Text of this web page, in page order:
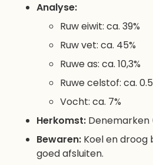
Analyse:
Ruw eiwit: ca. 39%
Ruw vet: ca. 45%
Ruwe as: ca. 10,3%
Ruwe celstof: ca.
Vocht: ca. 7%
Herkomst:
Bewaren: Koel en droog
goed afsluiten.